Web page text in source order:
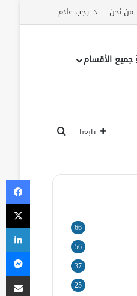
من نحن د. رجب علام
جميع الأقسام
تابعنا
66
56
37
25